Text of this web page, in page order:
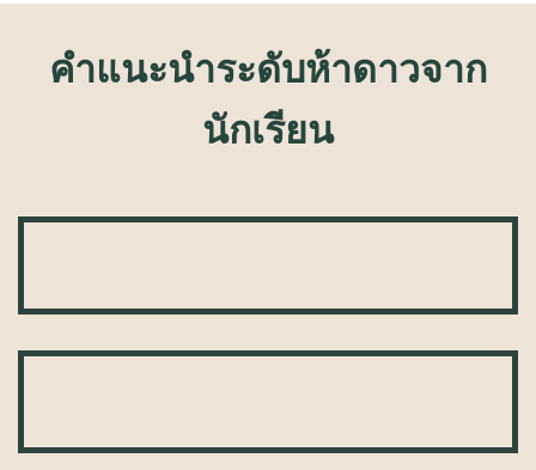
คําแนะนําระดับห้าดาวจาก
นักเรียน